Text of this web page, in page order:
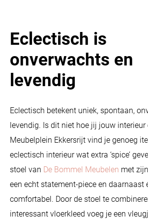
Eclectisch is
onverwachts en
levendig
Eclectisch betekent uniek, spontaan,
levendig. Is dit niet hoe jij jouw interieur
Meubelplein Ekkersrijt vind je genoeg
eclectisch interieur wat extra ‘spice’
stoel van De Bommel Meubelen met
een echt statement-piece en daarnaast
comfortabel. Door de stoel te
interessant vloerkleed voeg je een